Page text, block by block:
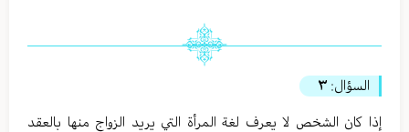
السؤال: ٣
إذا كان الشخص لا يعرف لغة المرأة التي يريد الزواج منها بالعقد